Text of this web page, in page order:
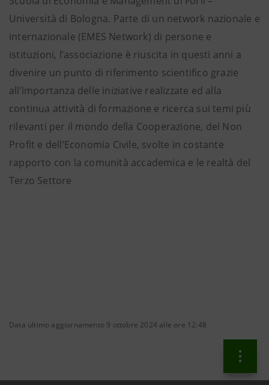
Università di Bologna. Parte di un network nazionale e
internazionale (EMES Network) di persone e
istituzioni, l’associazione è riuscita in questi anni a
divenire un punto di riferimento scientifico grazie
all’importanza delle iniziative realizzate ed alla
continua attività di formazione e ricerca sui temi più
rilevanti per il mondo della Cooperazione, del Non
Profit e dell’Economia Civile, svolte in costante
rapporto con la comunità accademica e le realtà del
Terzo Settore
Data ultimo aggiornamento 9 ottobre 2024 alle ore 12:48